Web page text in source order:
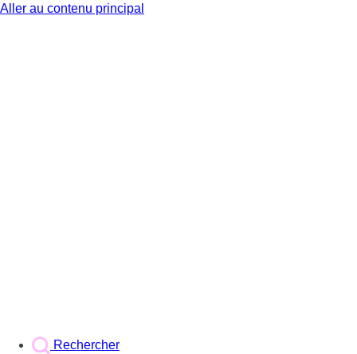
Aller au contenu principal
Rechercher